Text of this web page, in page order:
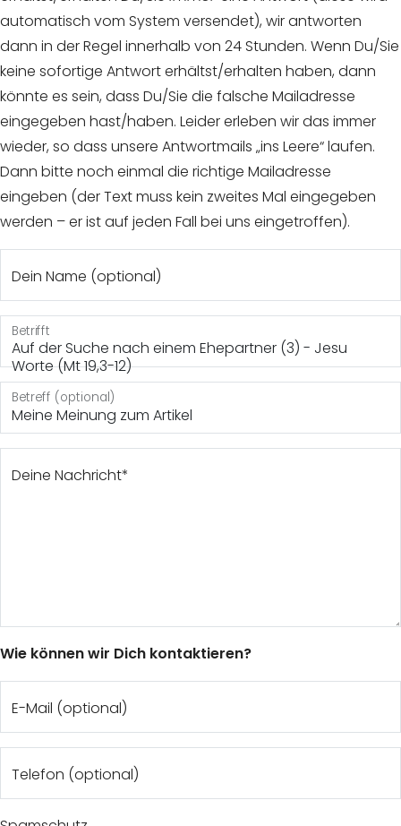
automatisch vom System versendet), wir antworten
dann in der Regel innerhalb von 24 Stunden. Wenn Du/Sie
keine sofortige Antwort erhältst/erhalten haben, dann
könnte es sein, dass Du/Sie die falsche Mailadresse
eingegeben hast/haben. Leider erleben wir das immer
wieder, so dass unsere Antwortmails „ins Leere“ laufen.
Dann bitte noch einmal die richtige Mailadresse
eingeben (der Text muss kein zweites Mal eingegeben
werden – er ist auf jeden Fall bei uns eingetroffen).
Dein Name (optional)
Auf der Suche nach einem Ehepartner (3) - Jesu
Worte (Mt 19,3-12)
Betrifft
Betreff (optional)
Deine Nachricht*
Wie können wir Dich kontaktieren?
E-Mail (optional)
Telefon (optional)